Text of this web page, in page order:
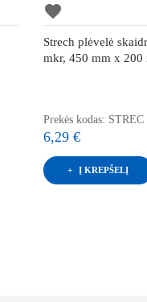
favorite
Strech plėvelė
mkr, 450 mm x 200
Prekės kodas: STREC
6,29 €
Į KREPŠELĮ